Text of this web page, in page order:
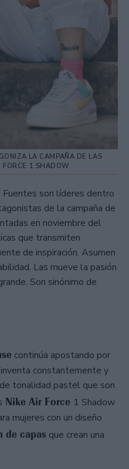
LA CAMPAÑA DE LAS
FORCE 1 SHADOW
son líderes dentro
de la campaña de
en noviembre del
que transmiten
de inspiración. Asumen
Las mueve la pasión
Son sinónimo de
continúa apostando por
constantemente y
tonalidad pastel que son
Nike Air Force 1 Shadow
mujeres con un diseño
de capas que crean una